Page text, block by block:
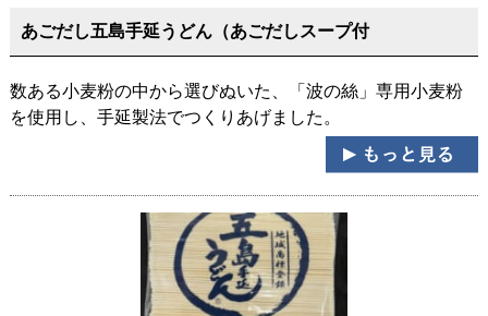
あごだし五島手延うどん（あごだしスープ付
数ある小麦粉の中から選びぬいた、「波の絲」専用小麦粉
を使用し、手延製法でつくりあげました。